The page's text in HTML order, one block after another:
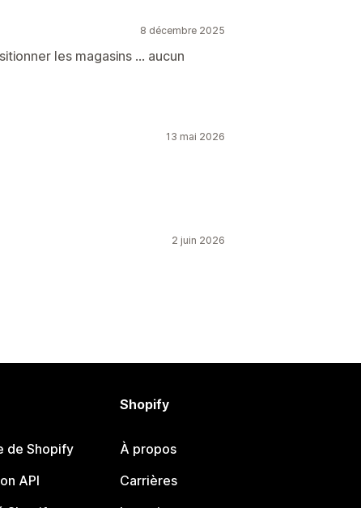
8 décembre 2025
les magasins ... aucun
13 mai 2026
2 juin 2026
de Shopify
API
Shopify
À propos
Carrières